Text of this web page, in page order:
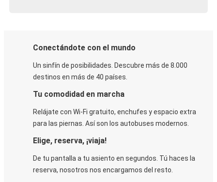
Conectándote con el mundo
Un sinfín de posibilidades. Descubre más de 8.000
destinos en más de 40 países.
Tu comodidad en marcha
Relájate con Wi-Fi gratuito, enchufes y espacio extra
para las piernas. Así son los autobuses modernos.
Elige, reserva, ¡viaja!
De tu pantalla a tu asiento en segundos. Tú haces la
reserva, nosotros nos encargamos del resto.